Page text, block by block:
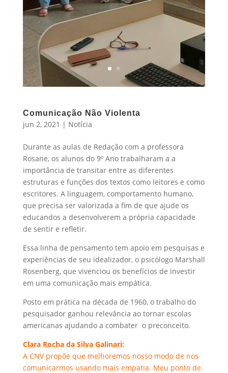
Comunicação Não Violenta
jun 2, 2021 | Notícia
Durante as aulas de Redação com a professora
Rosane, os alunos do 9º Ano trabalharam a a
importância de transitar entre as diferentes
estruturas e funções dos textos como leitores e como
escritores. A linguagem, comportamento humano,
que precisa ser valorizada a fim de que ajude os
educandos a desenvolverem a própria capacidade
de sentir e refletir.
Essa linha de pensamento tem apoio em pesquisas e
experiências de seu idealizador, o psicólogo Marshall
Rosenberg, que vivenciou os benefícios de investir
em uma comunicação mais empática.
Posto em prática na década de 1960, o trabalho do
pesquisador ganhou relevância ao tornar escolas
americanas ajudando a combater o preconceito.
Clara Rocha da Silva Galinari:
A CNV propõe que melhoremos nosso modo de nos
comunicarmos usando mais empatia. Meu ponto de